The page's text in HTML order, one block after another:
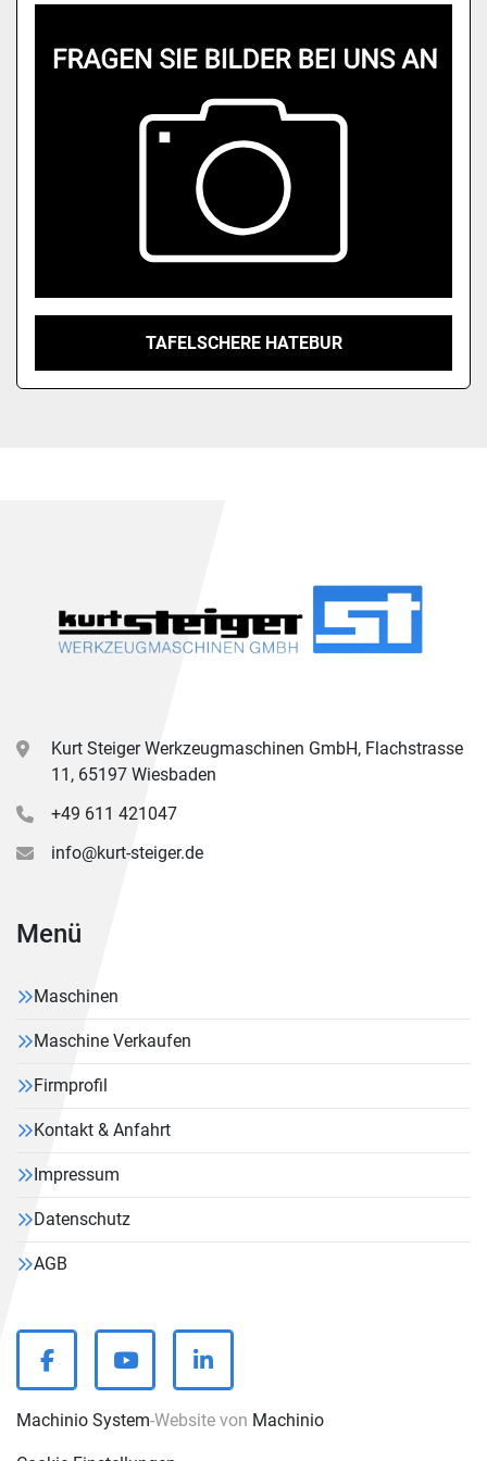
TAFELSCHERE HATEBUR
Kurt Steiger Werkzeugmaschinen GmbH, Flachstrasse
11, 65197 Wiesbaden
+49 611 421047
info@kurt-steiger.de
Menü
Maschinen
Maschine Verkaufen
Firmprofil
Kontakt & Anfahrt
Impressum
Datenschutz
AGB
facebookyoutubelinkedin
Machinio System-Website von Machinio